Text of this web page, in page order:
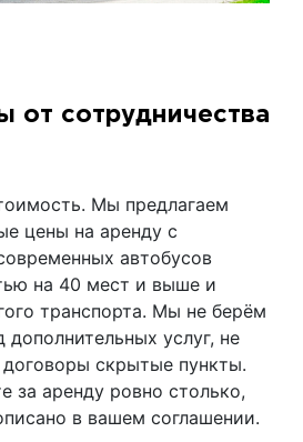
от сотрудничества
Мы предлагаем
цены на аренду с
автобусов
на 40 мест и выше и
транспорта. Мы не берём
дополнительных услуг, не
скрытые пункты.
за аренду ровно столько,
в вашем соглашении.